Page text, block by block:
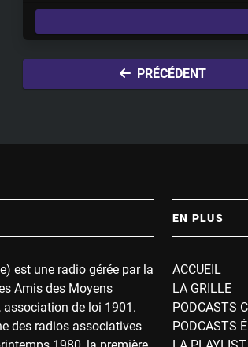
l
PRÉCÉDENT
est une radio gérée par la
Amis des Moyens
association de loi 1901.
des radios associatives
EN PLUS
ACCUEIL
LA GRILLE
PODCASTS
PODCASTS